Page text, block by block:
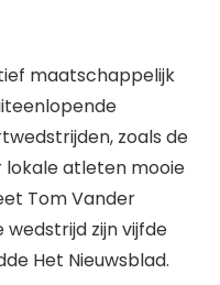
maatschappelijk
zoals de
lokale atleten mooie
Tom Vander
zijn vijfde
Het Nieuwsblad.